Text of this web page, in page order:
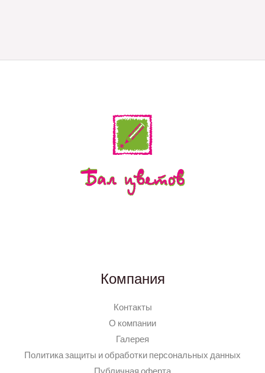
Компания
Контакты
О компании
Галерея
Политика защиты и обработки персональных данных
Публичная оферта